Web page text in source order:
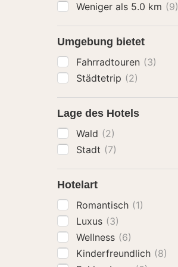
Weniger als 5.0 km (9)
Umgebung bietet
Fahrradtouren (3)
Städtetrip (2)
Lage des Hotels
Wald (2)
Stadt (7)
Hotelart
Romantisch (1)
Luxus (3)
Wellness (6)
Kinderfreundlich (8)